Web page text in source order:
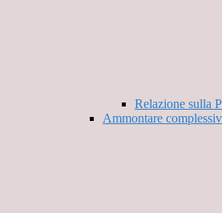
Relazione sulla
Ammontare